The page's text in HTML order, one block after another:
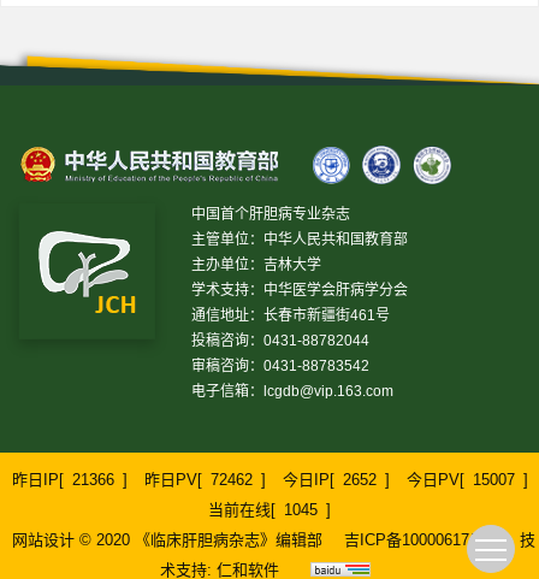
中国首个肝胆病专业杂志
主管单位：中华人民共和国教育部
主办单位：吉林大学
学术支持：中华医学会肝病学分会
通信地址：长春市新疆街461号
投稿咨询：0431-88782044
审稿咨询：0431-88783542
电子信箱：
lcgdb@vip.163.com
昨日IP[ 21366 ] 昨日PV[ 72462 ] 今日IP[ 2652 ] 今日PV[ 15007 ]
当前在线[ 1045 ]
网站设计 © 2020 《临床肝胆病杂志》编辑部
吉ICP备10000617号-1
技
术支持: 仁和软件